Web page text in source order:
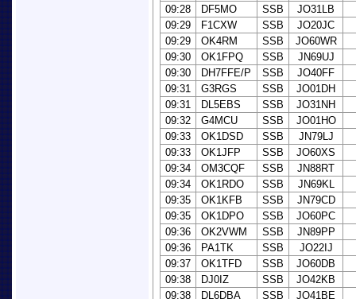
09:28
DF5MO SSB
JO31LB
09:29
F1CXW SSB
JO20JC
09:29
OK4RM SSB
JO60WR
09:30
OK1FPQ SSB
JN69UJ
09:30
DH7FFE/P SSB
JO40FF
09:31
G3RGS SSB
JO01DH
09:31
DL5EBS SSB
JO31NH
09:32
G4MCU SSB
JO01HO
09:33
OK1DSD SSB
JN79LJ
09:33
OK1JFP SSB
JO60XS
09:34
OM3CQF SSB
JN88RT
09:34
OK1RDO SSB
JN69KL
09:35
OK1KFB SSB
JN79CD
09:35
OK1DPO SSB
JO60PC
09:36
OK2VWM SSB
JN89PP
09:36
PA1TK SSB
JO22IJ
09:37
OK1TFD SSB
JO60DB
09:38
DJ0IZ SSB
JO42KB
09:38
DL6DBA SSB JO41BE